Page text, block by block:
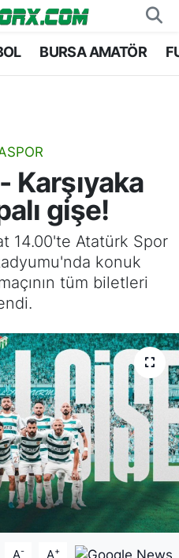
BURSA AMATÖR
Karşıyaka
gişe!
14.00'te Atatürk Spor
konuk
tüm biletleri
A- A+
Haritası
ve Fikstür